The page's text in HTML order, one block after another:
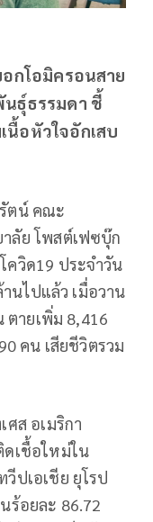
กโอมิครอนสาย
นธุ์ธรรมดา ชี้
นื้อหัวใจอักเสบ
ตน์ คณะ
ลัย โพสต์เฟซบุ๊ก
ควิด19 ประจำวัน
นไปแล้ว เมื่อวาน
ตายเพิ่ม 8,416
คน เสียชีวิตรวม
ส อเมริกา
ดเชื้อใหม่ใน
ปเอเชีย ยุโรป
ร้อยละ 86.72